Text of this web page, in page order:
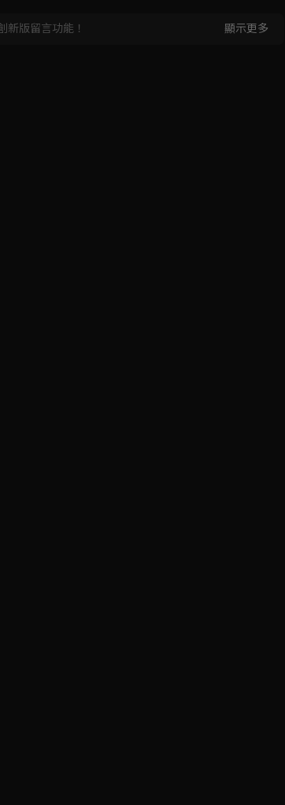
新版留言功能！ 顯示更多